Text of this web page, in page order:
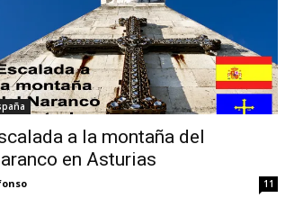
a la montaña del
en Asturias
11